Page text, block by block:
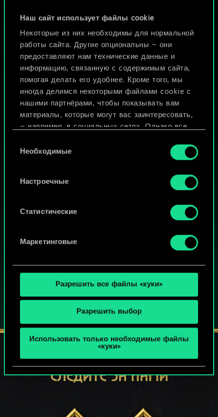
Наш сайт использует файлы cookie
Некоторые из них необходимы для нормальной
работы сайта. Другие опциональны — они
предоставляют нам технические данные и
информацию, связанную с содержимым сайта,
помогая делать его удобнее. Кроме того, мы
иногда делимся некоторыми файлами cookie с
нашими партнёрами, чтобы показывать вам
материалы, которые могут вас заинтересовать,
— например, в социальных сетях. Однако все
разрешения.
Найти подробную информацию о том, как мы
используем ваши файлы cookie, и изменить
«Настройки» ниже.
согласия
Необходимые
Настроечные
Статистические
Маркетинговые
Разрешить все файлы «куки»
Разрешить выбор
Использовать только необходимые файлы
«куки»
МОЖЕТ ПАРТЕЕЧКУ В ГВИНТ?
В этой игре есть встроенные покупки
СЛЕДИТЕ ЗА НАМИ